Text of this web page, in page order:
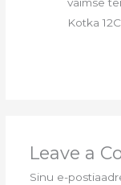
Kotka
Leave a
Sinu e-